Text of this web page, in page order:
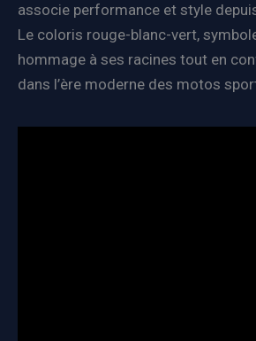
associe performance et style
Le coloris rouge-blanc-vert,
hommage à ses racines tout en
dans l’ère moderne des motos